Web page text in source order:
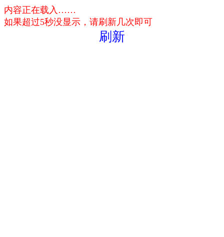
内容正在载入……
如果超过5秒没显示，请刷新几次即可
刷新